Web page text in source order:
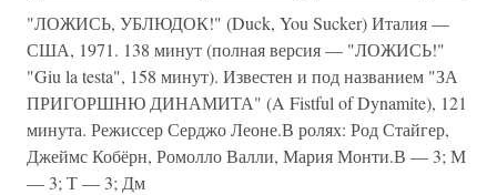
"ЛОЖИСЬ, УБЛЮДОК!" (Duck, You Sucker) Италия —
США, 1971. 138 минут (полная версия — "ЛОЖИСЬ!"
"Giu la testa", 158 минут). Известен и под названием "ЗА
ПРИГОРШНЮ ДИНАМИТА" (A Fistful of Dynamite), 121
минута. Режиссер Серджо Леоне.В ролях: Род Стайгер,
Джеймс Кобёрн, Ромолло Валли, Мария Монти.В — 3; М
— 3; Т — 3; Дм